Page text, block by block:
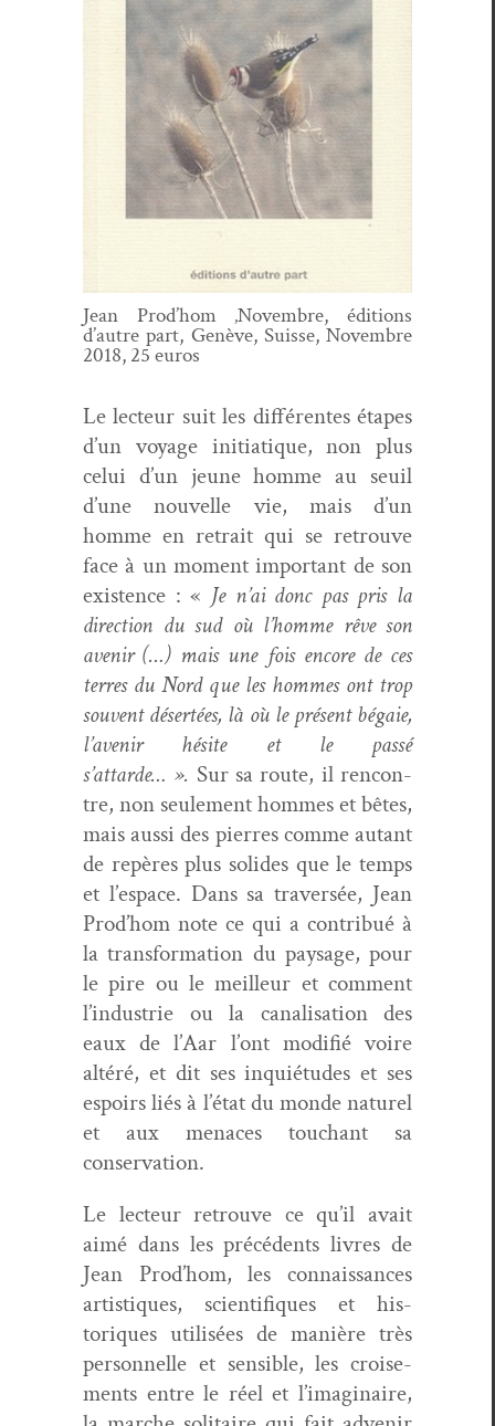
Jean Prod’hom ‚Novem­bre, édi­tions
d’autre part, Genève, Suisse, Novem­bre
2018, 25 euros
Le lecteur suit les dif­férentes étapes
d’un voy­age ini­ti­a­tique, non plus
celui d’un jeune homme au seuil
d’une nou­velle vie, mais d’un
homme en retrait qui se retrou­ve
face à un moment impor­tant de son
exis­tence : « Je n’ai donc pas pris la
direc­tion du sud où l’homme rêve son
avenir (…) mais une fois encore de ces
ter­res du Nord que les hommes ont trop
sou­vent désertées, là où le présent bégaie,
l’avenir hésite et le passé
s’attarde… ». Sur sa route, il ren­con­
tre, non seule­ment hommes et bêtes,
mais aus­si des pier­res comme autant
de repères plus solides que le temps
et l’espace. Dans sa tra­ver­sée, Jean
Prod’hom note ce qui a con­tribué à
la trans­for­ma­tion du paysage, pour
le pire ou le meilleur et com­ment
l’industrie ou la canal­i­sa­tion des
eaux de l’Aar l’ont mod­i­fié voire
altéré, et dit ses inquié­tudes et ses
espoirs liés à l’état du monde naturel
et aux men­aces touchant sa
conservation.
Le lecteur retrou­ve ce qu’il avait
aimé dans les précé­dents livres de
Jean Prod’hom, les con­nais­sances
artis­tiques, sci­en­tifiques et his­
toriques util­isées de manière très
per­son­nelle et sen­si­ble, les croise­
ments entre le réel et l’imaginaire,